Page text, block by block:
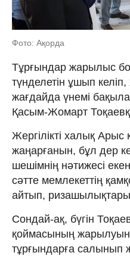
Фото: Ақорда
Тұрғындар жарылыс
түнделетін ұшып
жағдайда үнемі
Қасым-Жомарт
Жергілікті халық
жаңарғанын, бұл дер
шешімнің нәтижесі
сәтте мемлекеттің
айтып,
Сондай-ақ, бүгін
қоймасының
тұрғындарға салынып